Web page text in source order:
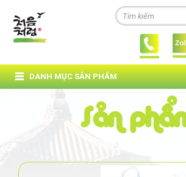
DANH MỤC SẢN PHẨM
Sản